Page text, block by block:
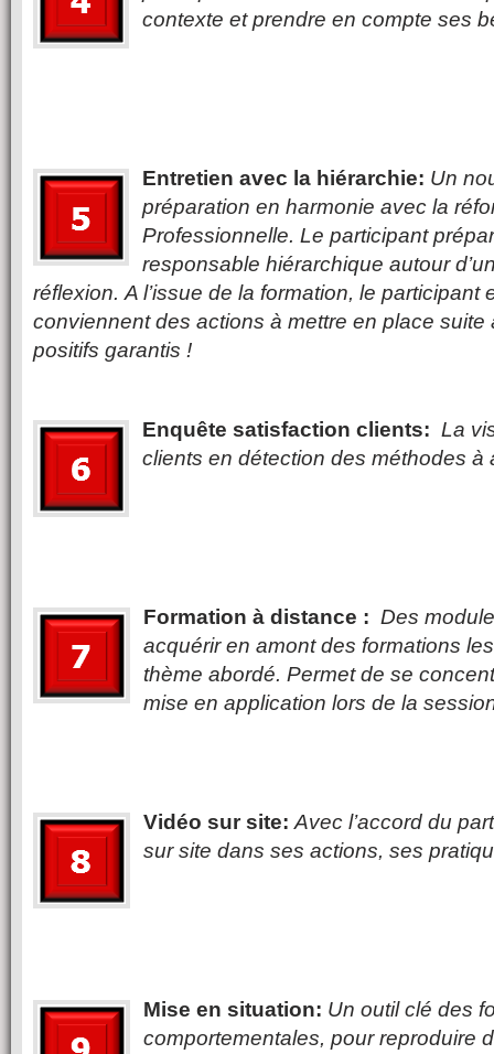
contexte et prendre en compte ses
Entretien avec la hiérarchie: Un
préparation en harmonie avec la
Professionnelle. Le participant
responsable hiérarchique autour
réflexion. A l’issue de la formation, le participant
conviennent des actions à mettre en place suite
positifs garantis !
Enquête satisfaction clients: La
clients en détection des méthodes à
Formation à distance : Des
acquérir en amont des formations
thème abordé. Permet de se
mise en application lors de la
Vidéo sur site: Avec l’accord du
sur site dans ses actions, ses
Mise en situation: Un outil clé des
comportementales, pour reproduire